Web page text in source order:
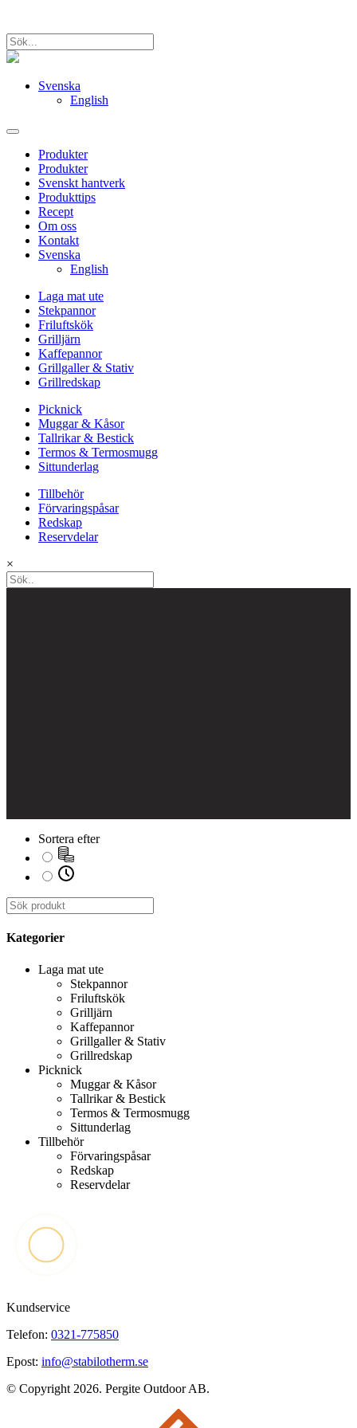
Svenska
English
Produkter
Produkter
Svenskt hantverk
Produkttips
Recept
Om oss
Kontakt
Svenska
English
Laga mat ute
Stekpannor
Friluftskök
Grilljärn
Kaffepannor
Grillgaller & Stativ
Grillredskap
Picknick
Muggar & Kåsor
Tallrikar & Bestick
Termos & Termosmugg
Sittunderlag
Tillbehör
Förvaringspåsar
Redskap
Reservdelar
×
Sortera efter
Kategorier
Laga mat ute
Stekpannor
Friluftskök
Grilljärn
Kaffepannor
Grillgaller & Stativ
Grillredskap
Picknick
Muggar & Kåsor
Tallrikar & Bestick
Termos & Termosmugg
Sittunderlag
Tillbehör
Förvaringspåsar
Redskap
Reservdelar
Kundservice
Telefon: 0321-775850
Epost: info@stabilotherm.se
© Copyright 2026. Pergite Outdoor AB.